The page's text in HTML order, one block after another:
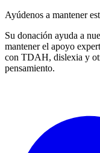
Ayúdenos a mantener
Su donación ayuda a
mantener el apoyo
con TDAH, dislexia y
pensamiento.